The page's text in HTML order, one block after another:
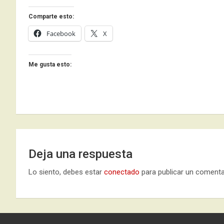
Comparte esto:
Facebook X
Me gusta esto:
Deja una respuesta
Lo siento, debes estar conectado para publicar un